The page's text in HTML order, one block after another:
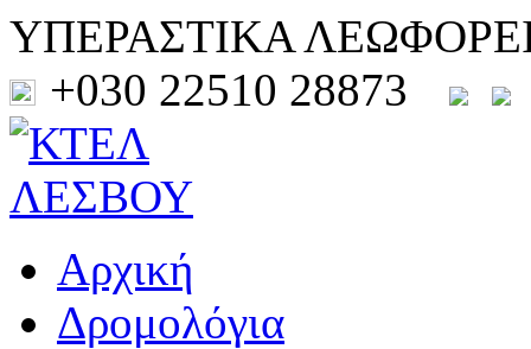
ΥΠΕΡΑΣΤΙΚΑ
+030 22510 28873
Αρχική
Δρομολόγια